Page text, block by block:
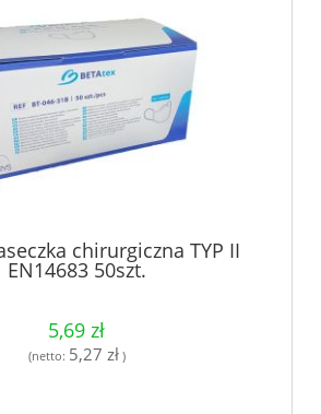
chirurgiczna TYP II
EN14683 50szt.
5,69 zł
(netto: 5,27 zł)